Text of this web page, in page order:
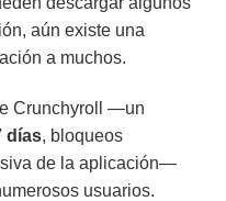
aún existe una
a muchos.
Crunchyroll —un
días, bloqueos
de la aplicación—
usuarios.